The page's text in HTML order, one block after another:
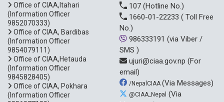
Office of CIAA,Itahari
(Information Officer
9852070333)
Office of CIAA, Bardibas
(Information Officer
9854079111)
Office of CIAA,Hetauda
(Information Officer
9845828405)
Office of CIAA, Pokhara
(Information Officer
107 (Hotline No.)
1660-01-22233 ( Toll Free
No.)
986333191 (via Viber /
SMS )
ujuri@ciaa.gov.np (For
email)
/NepalCIAA (Via Messages)
@CIAA_Nepal (Via